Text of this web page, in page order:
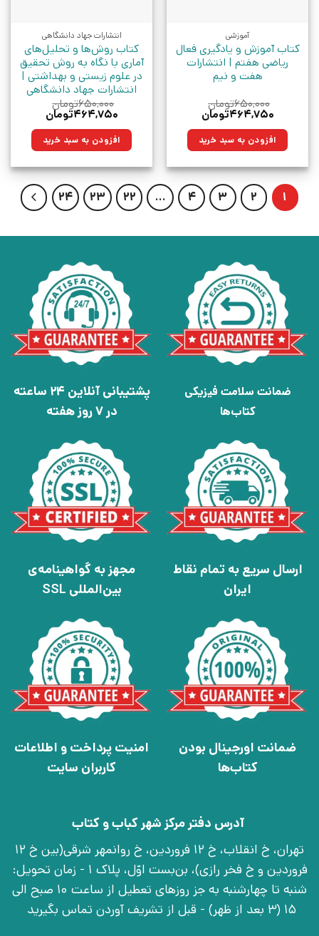
آموزشی
کتاب آموزش و یادگیری فعال
ریاضی هفتم | انتشارات
هفت و نیم
۶۵۰,۰۰۰تومان
قیمت
۶۵۰,۰۰۰تومان
بود.
۴۶۴,۷۵۰تومان
۴۶۴,۷۵۰تومان.افزودن به سبد خرید
انتشارات جهاد دانشگاهی
کتاب روش‌ها و تحلیل‌های
آماری با نگاه به روش تحقیق
در علوم زیستی و بهداشتی |
انتشارات جهاد دانشگاهی
۶۵۰,۰۰۰تومان
قیمت
۶۵۰,۰۰۰تومان
بود.
۴۶۴,۷۵۰تومان
۴۶۴,۷۵۰تومان.افزودن به سبد خرید
1
2
3
4
…
22
23
24
ضمانت سلامت فیزیکی
کتاب‌ها
پشتیبانی آنلاین 24 ساعته
در 7 روز هفته
ارسال سریع به تمام نقاط
ایران
مجهز به گواهینامه‌ی
بین‌المللی SSL
ضمانت اورجینال بودن
کتاب‌ها
امنیت پرداخت و اطلاعات
کاربران سایت
آدرس دفتر مرکز شهر کباب و کتاب
تهران، خ انقلاب، خ 12 فروردین، خ روانمهر شرقی(بین خ 12
فروردین و خ فخر رازی)، بن‌بست اوّل، پلاک 1 - زمان تحویل:
شنبه تا چهارشنبه به جز روزهای تعطیل از ساعت 10 صبح الی
15 (3 بعد از ظهر) - قبل از تشریف آوردن تماس بگیرید